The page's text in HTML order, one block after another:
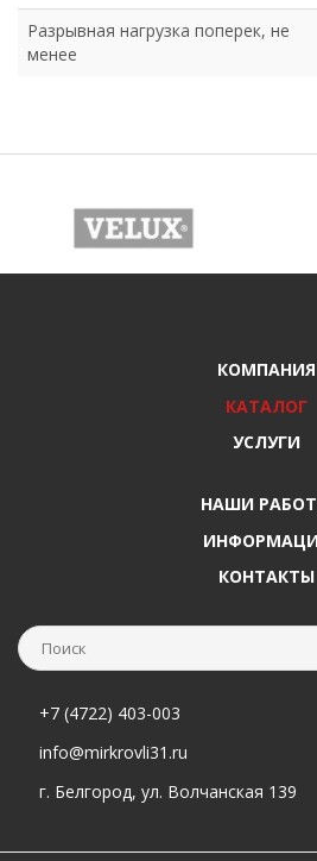
Разрывная нагрузка поперек, не
менее
КОМПАНИЯ
КАТАЛОГ
УСЛУГИ
НАШИ
КОНТАКТЫ
+7 (4722) 403-003
info@mirkrovli31.ru
г. Белгород, ул. Волчанская 139